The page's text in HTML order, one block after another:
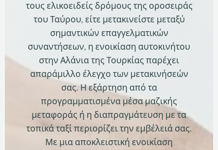
τους ελικοειδείς δρόμους της οροσειράς
του Ταύρου, είτε μετακινείστε μεταξύ
σημαντικών επαγγελματικών
συναντήσεων, η ενοικίαση αυτοκινήτου
στην Αλάνια της Τουρκίας παρέχει
απαράμιλλο έλεγχο των μετακινήσεών
σας. Η εξάρτηση από τα
προγραμματισμένα μέσα μαζικής
μεταφοράς ή η διαπραγμάτευση με τα
τοπικά ταξί περιορίζει την εμβέλειά σας.
Με μια αποκλειστική ενοικίαση